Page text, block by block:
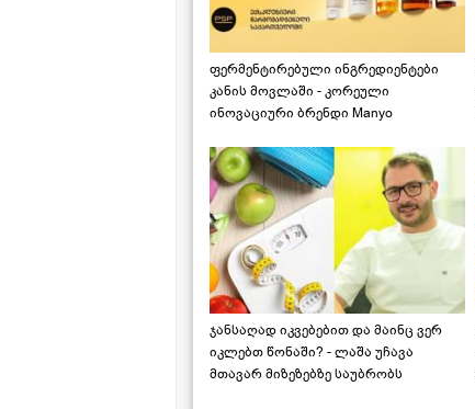
ფერმენტირებული ინგრედიენტები
კანის მოვლაში - კორეული
ინოვაციური ბრენდი Manyo
ჯანსაღად იკვებებით და მაინც ვერ
იკლებთ წონაში? - ლაშა უჩავა
მთავარ მიზეზებზე საუბრობს